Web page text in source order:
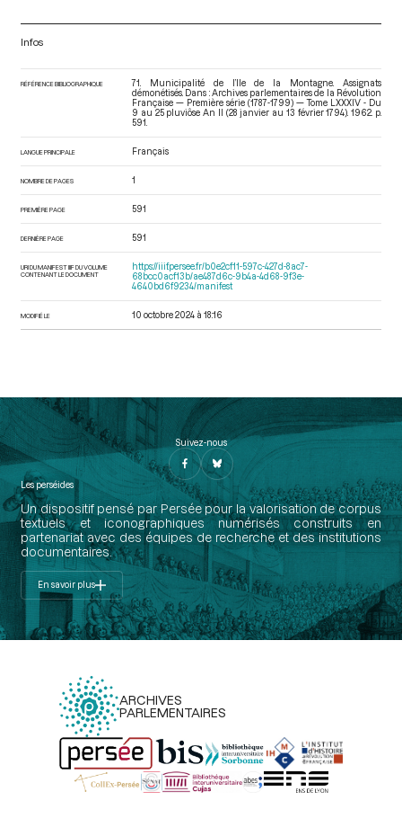
Infos
RÉFÉRENCE BIBLIOGRAPHIQUE
71. Municipalité de l’Ile de la Montagne. Assignats
démonétisés. Dans : Archives parlementaires de la Révolution
Française — Première série (1787-1799) — Tome LXXXIV - Du
9 au 25 pluviôse An II (28 janvier au 13 février 1794) . 1962. p.
591.
LANGUE PRINCIPALE Français
NOMBRE DE PAGES 1
PREMIÈRE PAGE 591
DERNIÈRE PAGE 591
URI DU MANIFEST IIIF DU VOLUME
CONTENANT LE DOCUMENT
https://iiif.persee.fr/b0e2cf11-597c-427d-8ac7-
68bcc0acf13b/ae487d6c-9b4a-4d68-9f3e-
4640bd6f9234/manifest
MODIFIÉ LE 10 octobre 2024 à 18:16
Suivez-nous
Les perséides
Un dispositif pensé par Persée pour la valorisation de corpus
textuels et iconographiques numérisés construits en
partenariat avec des équipes de recherche et des institutions
documentaires.
En savoir plus
ARCHIVES
PARLEMENTAIRES